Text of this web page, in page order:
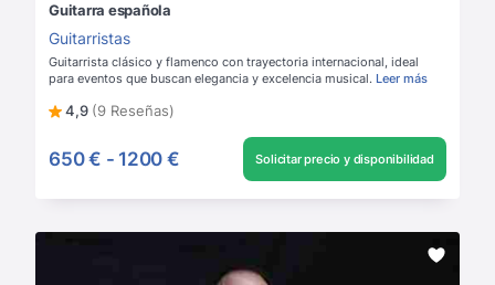
Guitarra española
Guitarristas
Guitarrista clásico y flamenco con trayectoria internacional, ideal
para eventos que buscan elegancia y excelencia musical. Leer más
4,9 (9 Reseñas)
650 € - 1200 € Solicitar precio y disponibilidad